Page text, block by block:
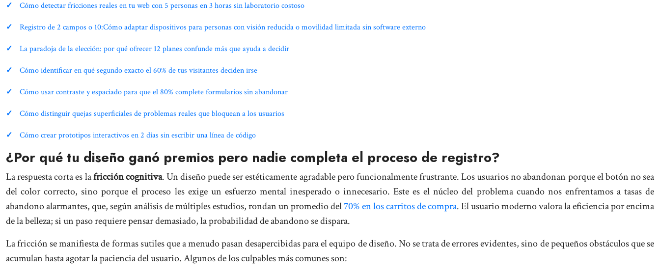
Cómo detectar fricciones reales en tu web con 5 personas en 3 horas sin laboratorio costoso
Registro de 2 campos o 10:Cómo adaptar dispositivos para personas con visión reducida o movilidad limitada sin software externo
La paradoja de la elección: por qué ofrecer 12 planes confunde más que ayuda a decidir
Cómo identificar en qué segundo exacto el 60% de tus visitantes deciden irse
Cómo usar contraste y espaciado para que el 80% complete formularios sin abandonar
Cómo distinguir quejas superficiales de problemas reales que bloquean a los usuarios
Cómo crear prototipos interactivos en 2 días sin escribir una línea de código
¿Por qué tu diseño ganó premios pero nadie completa el proceso de registro?
La respuesta corta es lafricción cognitiva. Un diseño puede ser estéticamente agradable pero funcionalmente frustrante. Los usuarios no abandonan porque el botón no sea
del color correcto, sino porque el proceso les exige un esfuerzo mental inesperado o innecesario. Este es el núcleo del problema cuando nos enfrentamos a tasas de
abandono alarmantes, que, según análisis de múltiples estudios, rondan un promedio del70% en los carritos de compra. El usuario moderno valora la eficiencia por encima
de la belleza; si un paso requiere pensar demasiado, la probabilidad de abandono se dispara.
La fricción se manifiesta de formas sutiles que a menudo pasan desapercibidas para el equipo de diseño. No se trata de errores evidentes, sino de pequeños obstáculos que se
acumulan hasta agotar la paciencia del usuario. Algunos de los culpables más comunes son: